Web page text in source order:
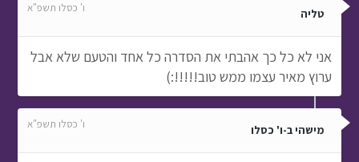
טליה ו' כסלו תשפ"א
אני לא כל כך אהבתי את הסדרה כל אחד והטעם שלא אבל
ערוץ מאיר עצמו ממש טוב!!!!!:)
מישהי ב-ו' כסלו ו' כסלו תשפ"א